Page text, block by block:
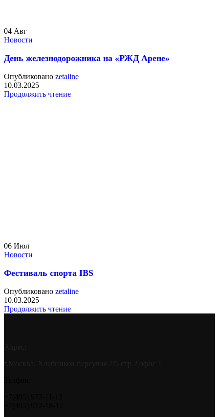
04 Авг
Новости
День железнодорожника на «РЖД Арене»
Опубликовано zetaline
10.03.2025
Продолжить чтение
06 Июл
Новости
Фестиваль спорта IBS
Опубликовано zetaline
10.03.2025
Продолжить чтение